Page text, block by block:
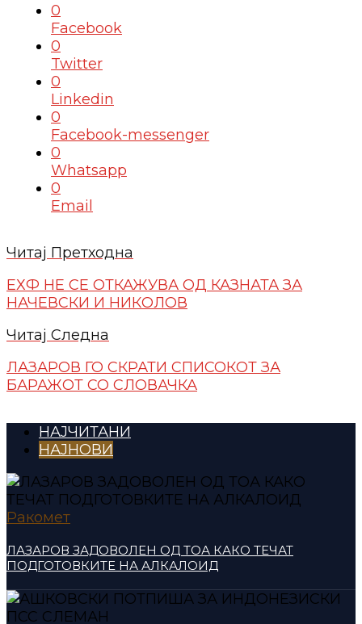
0
Facebook
0
Twitter
0
Linkedin
0
Facebook-messenger
0
Whatsapp
0
Email
Читај Претходна
ЕХФ НЕ СЕ ОТКАЖУВА ОД КАЗНАТА ЗА
НАЧЕВСКИ И НИКОЛОВ
Читај Следна
ЛАЗАРОВ ГО СКРАТИ СПИСОКОТ ЗА
БАРАЖОТ СО СЛОВАЧКА
НАЈЧИТАНИ
НАЈНОВИ
Ракомет
ЛАЗАРОВ ЗАДОВОЛЕН ОД ТОА КАКО ТЕЧАТ
ПОДГОТОВКИТЕ НА АЛКАЛОИД